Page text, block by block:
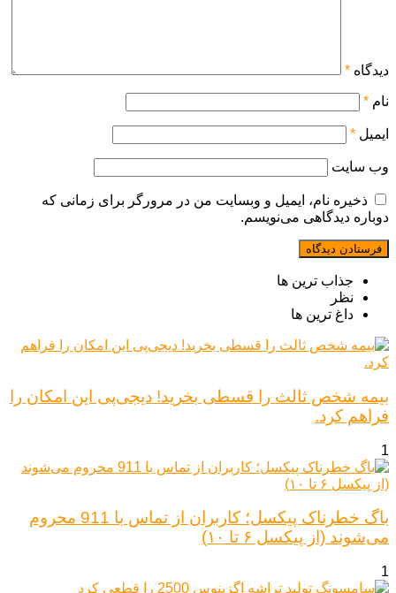
دیدگاه *
نام *
ایمیل *
وب‌ سایت
ذخیره نام، ایمیل و وبسایت من در مرورگر برای زمانی که
دوباره دیدگاهی می‌نویسم.
جذاب ترین ها
نظر
داغ ترین ها
بیمه شخص ثالث را قسطی بخرید! دیجی‌پی این امکان را
فراهم کرد.
1
باگ خطرناک پیکسل؛ کاربران از تماس با 911 محروم
می‌شوند (از پیکسل ۶ تا ۱۰)
1